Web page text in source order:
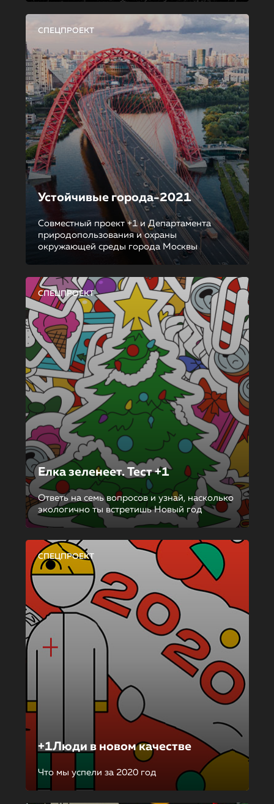
СПЕЦПРОЕКТ
Устойчивые города-2021
Совместный проект +1 и Департамента
природопользования и охраны
окружающей среды города Москвы
СПЕЦПРОЕКТ
Елка зеленеет. Тест +1
Ответь на семь вопросов и узнай, насколько
экологично ты встретишь Новый год
СПЕЦПРОЕКТ
+1Люди в новом качестве
Что мы успели за 2020 год